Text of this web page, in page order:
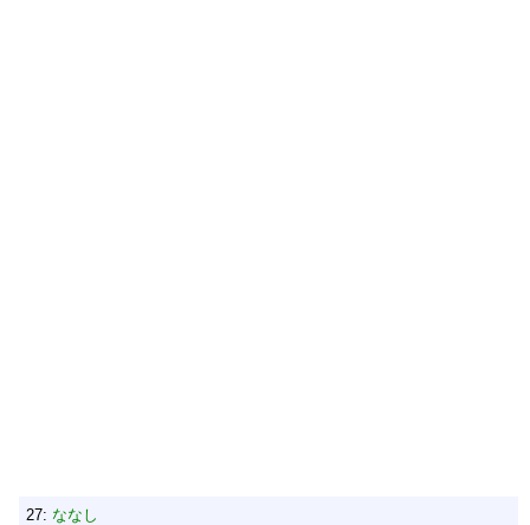
27: ななし